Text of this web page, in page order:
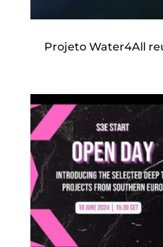
Projeto Water4All